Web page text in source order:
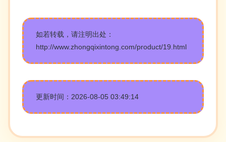
如若转载，请注明出处：
http://www.zhongqixintong.com/product/19.html
更新时间：2026-08-05 03:49:14